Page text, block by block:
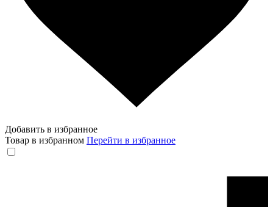
Добавить в избранное
Товар в избранном Перейти в избранное